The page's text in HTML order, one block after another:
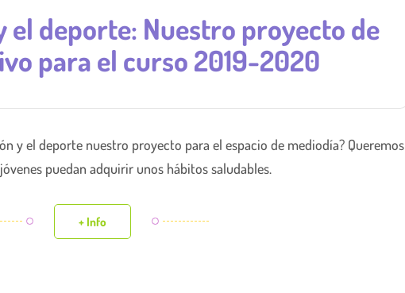
el deporte: Nuestro proyecto de
para el curso 2019-2020
y el deporte nuestro proyecto para el espacio de mediodía? Queremos
puedan adquirir unos hábitos saludables.
+ Info